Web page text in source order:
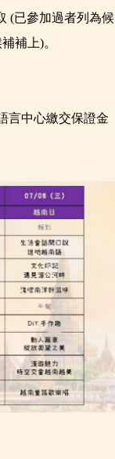
(已參加過者列為候
補上)。
言中心繳交保證金